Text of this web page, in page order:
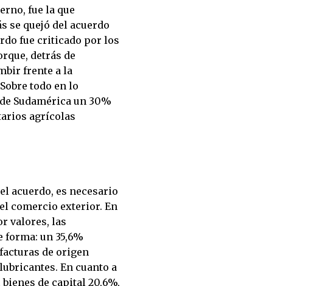
fue la que
se quejó del acuerdo
fue criticado por los
detrás de
frente a la
todo en lo
Sudamérica un 30%
agrícolas
acuerdo, es necesario
comercio exterior. En
valores, las
un 35,6%
de origen
En cuanto a
de capital 20,6%,